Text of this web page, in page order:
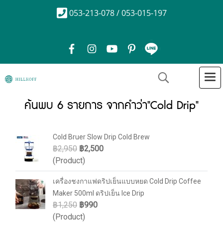
053-213-078 / 053-015-197
ค้นพบ 6 รายการ จากคำว่า"Cold Drip"
Cold Bruer Slow Drip Cold Brew
฿2,950 ฿2,500
(Product)
เครื่องชงกาแฟดริปเย็นแบบหยด Cold Drip Coffee
Maker 500ml ดริปเย็น Ice Drip
฿1,250 ฿990
(Product)